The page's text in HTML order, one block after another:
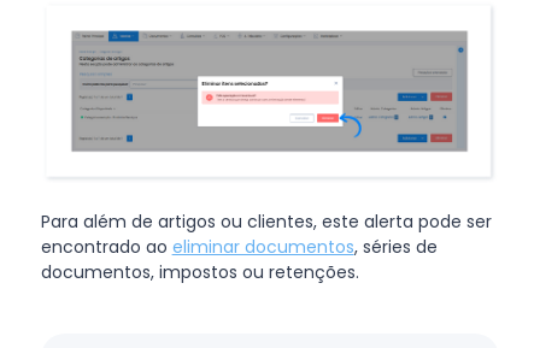
Para além de artigos ou clientes, este alerta pode ser
encontrado ao eliminar documentos, séries de
documentos, impostos ou retenções.